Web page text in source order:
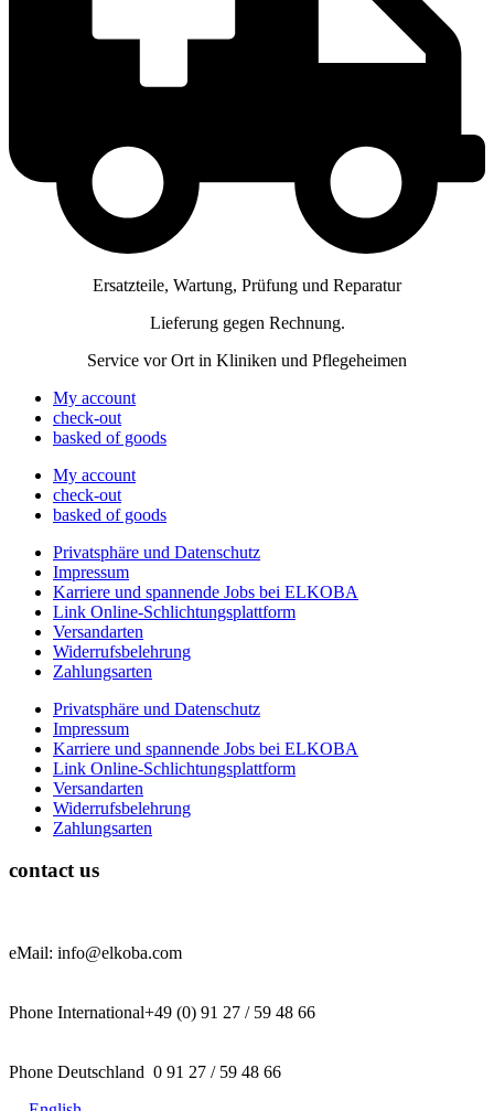
Ersatzteile, Wartung, Prüfung und Reparatur
Lieferung gegen Rechnung.
Service vor Ort in Kliniken und Pflegeheimen
My account
check-out
basked of goods
My account
check-out
basked of goods
Privatsphäre und Datenschutz
Impressum
Karriere und spannende Jobs bei ELKOBA
Link Online-Schlichtungsplattform
Versandarten
Widerrufsbelehrung
Zahlungsarten
Privatsphäre und Datenschutz
Impressum
Karriere und spannende Jobs bei ELKOBA
Link Online-Schlichtungsplattform
Versandarten
Widerrufsbelehrung
Zahlungsarten
contact us
eMail: info@elkoba.com
Phone International+49 (0) 91 27 / 59 48 66
Phone Deutschland 0 91 27 / 59 48 66